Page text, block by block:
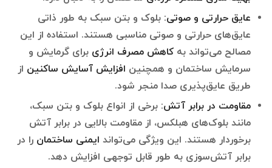
عایق حرارتی و صوتی: بلوک و بتن سبک به طور ذاتی
عایق‌های حرارتی و صوتی مناسبی هستند. استفاده از این
مصالح می‌تواند به کاهش مصرف انرژی برای گرمایش و
سرمایش ساختمان و همچنین افزایش آسایش ساکنین از
طریق عایق‌پذیری صدا منجر شود.
مقاومت در برابر آتش: برخی از انواع بلوک و بتن سبک،
مانند بلوک‌های هبلکس، از مقاومت بالایی در برابر آتش
برخوردار هستند. این ویژگی می‌تواند ایمنی ساختمان را در
برابر آتش‌سوزی به طور قابل توجهی افزایش دهد.